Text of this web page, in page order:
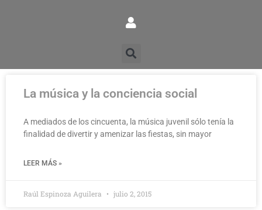
La música y la conciencia social
A mediados de los cincuenta, la música juvenil sólo tenía la
finalidad de divertir y amenizar las fiestas, sin mayor
LEER MÁS »
Raúl Espinoza Aguilera julio 2, 2015